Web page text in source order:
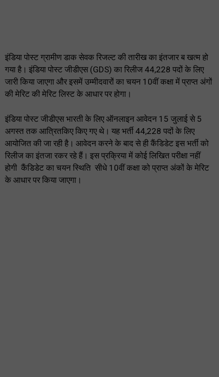
इंडिया पोस्ट ग्रामीण डाक सेवक रिजल्ट की तारीख का इंतजार ब खत्म हो
गया है। इंडिया पोस्ट जीडीएस (GDS) का रिलीज 44,228 पदों के लिए
जारी किया जाएगा और इसमें उम्मीदवारों का चयन 10वीं कक्षा में प्राप्त अंगों
की मेरिट की मेरिट लिस्ट के आधार पर होगा।
इंडिया पोस्ट जीडीएस भारती के लिए ऑनलाइन आवेदन 15 जुलाई से 5
अगस्त तक आत्रितकिए किए गए थे। यह भर्ती 44,228 पदों के लिए
आयोजित की जा रही है। आवेदन करने के बाद से ही कैंडिडेट इस भर्ती को
रिलीज का इंतजा रकर रहे हैं। इस प्रक्रिया में कोई लिखित परीक्षा नहीं
होगी कैंडिडेट का चयन स्थिति सीधे 10वीं कक्षा को प्राप्त अंकों के मेरिट
के आधार पर किया जाएगा।